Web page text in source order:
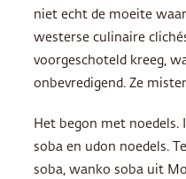
niet echt de moeite
westerse culinaire
voorgeschoteld kreeg,
onbevredigend. Ze
Het begon met noedels.
soba en udon noedels.
soba, wanko soba uit